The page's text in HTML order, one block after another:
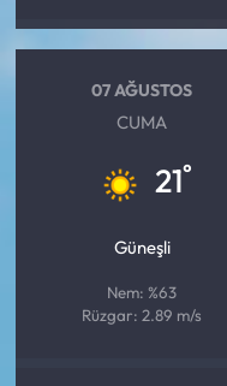
07 AĞUSTOS
CUMA
21°
Güneşli
Nem: %63
Rüzgar: 2.89 m/s